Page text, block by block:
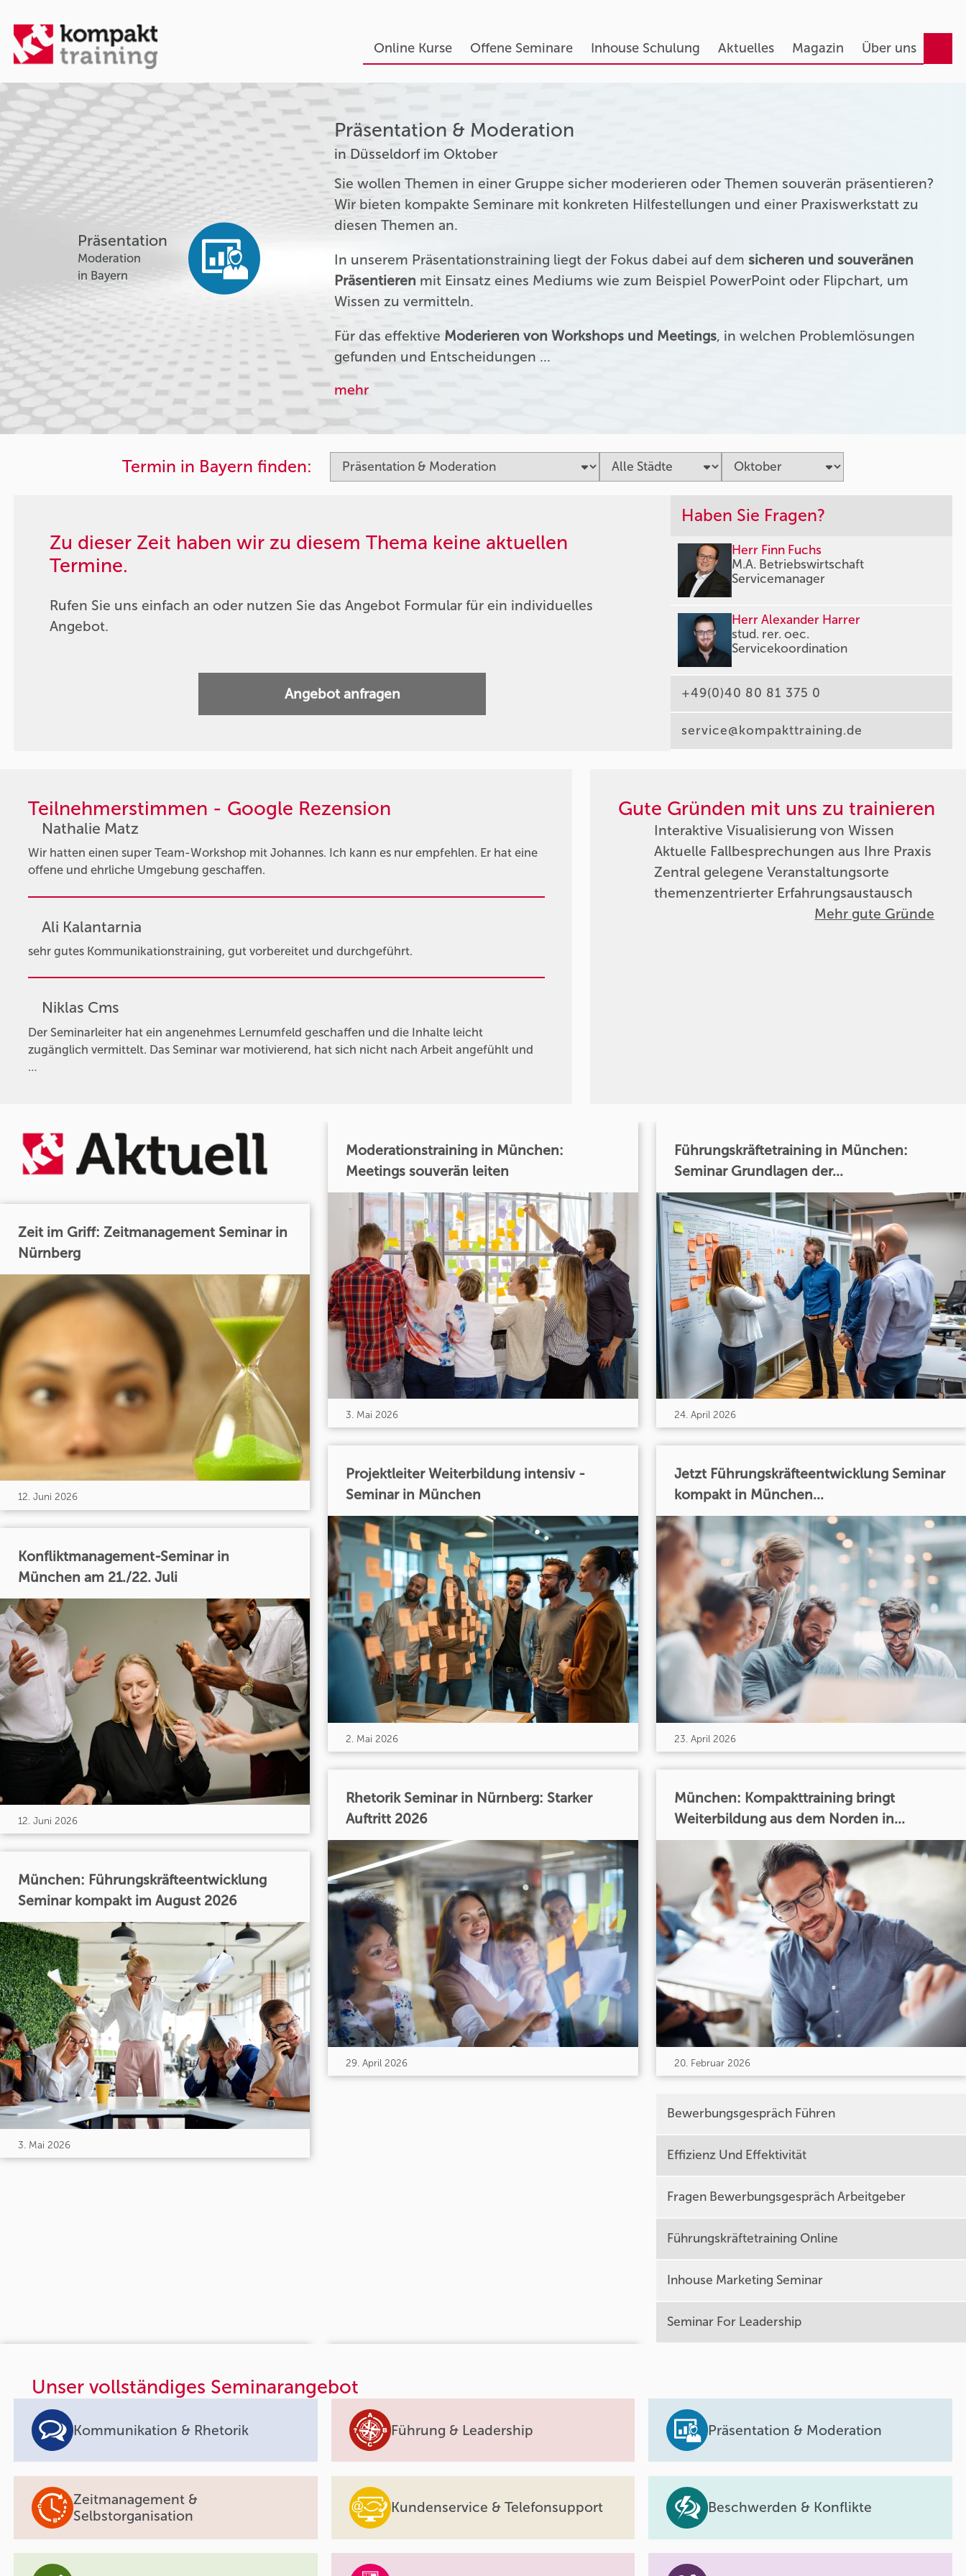
Online Kurse Offene Seminare Inhouse Schulung Aktuelles Magazin Über uns
Präsentation
Moderation
in Bayern
Präsentation & Moderation
in Düsseldorf im Oktober
Sie wollen Themen in einer Gruppe sicher moderieren oder Themen souverän präsentieren?
Wir bieten kompakte Seminare mit konkreten Hilfestellungen und einer Praxiswerkstatt zu
diesen Themen an.
In unserem Präsentationstraining liegt der Fokus dabei auf demsicheren und souveränen
Präsentieren mit Einsatz eines Mediums wie zum Beispiel PowerPoint oder Flipchart, um
Wissen zu vermitteln.
Für das effektive Moderieren von Workshops und Meetings, in welchen Problemlösungen
gefunden und Entscheidungen …
mehr
Termin in Bayern finden:
Zu dieser Zeit haben wir zu diesem Thema keine aktuellen
Termine.
Rufen Sie uns einfach an oder nutzen Sie das Angebot Formular für ein individuelles
Angebot.
Angebot anfragen
Haben Sie Fragen?
Herr Finn Fuchs
M.A. Betriebswirtschaft
Servicemanager
Herr Alexander Harrer
stud. rer. oec.
Servicekoordination
+49(0)40 80 81 375 0
service@kompakttraining.de
Teilnehmerstimmen - Google Rezension
Nathalie Matz
Wir hatten einen super Team-Workshop mit Johannes. Ich kann es nur empfehlen. Er hat eine
offene und ehrliche Umgebung geschaffen.
Ali Kalantarnia
sehr gutes Kommunikationstraining, gut vorbereitet und durchgeführt.
Niklas Cms
Der Seminarleiter hat ein angenehmes Lernumfeld geschaffen und die Inhalte leicht
zugänglich vermittelt. Das Seminar war motivierend, hat sich nicht nach Arbeit angefühlt und
…
Gute Gründen mit uns zu trainieren
Interaktive Visualisierung von Wissen
Aktuelle Fallbesprechungen aus Ihre Praxis
Zentral gelegene Veranstaltungsorte
themenzentrierter Erfahrungsaustausch
Mehr gute Gründe
Zeit im Griff: Zeitmanagement Seminar in
Nürnberg
12. Juni 2026
Konfliktmanagement-Seminar in
München am 21./22. Juli
12. Juni 2026
München: Führungskräfteentwicklung
Seminar kompakt im August 2026
3. Mai 2026
Moderationstraining in München:
Meetings souverän leiten
3. Mai 2026
Projektleiter Weiterbildung intensiv -
Seminar in München
2. Mai 2026
Rhetorik Seminar in Nürnberg: Starker
Auftritt 2026
29. April 2026
Führungskräftetraining in München:
Seminar Grundlagen der...
24. April 2026
Jetzt Führungskräfteentwicklung Seminar
kompakt in München...
23. April 2026
München: Kompakttraining bringt
Weiterbildung aus dem Norden in...
20. Februar 2026
Bewerbungsgespräch Führen
Effizienz Und Effektivität
Fragen Bewerbungsgespräch Arbeitgeber
Führungskräftetraining Online
Inhouse Marketing Seminar
Seminar For Leadership
Unser vollständiges Seminarangebot
Kommunikation & Rhetorik Führung & Leadership Präsentation & Moderation
Zeitmanagement &
Selbstorganisation
Kundenservice & Telefonsupport Beschwerden & Konflikte